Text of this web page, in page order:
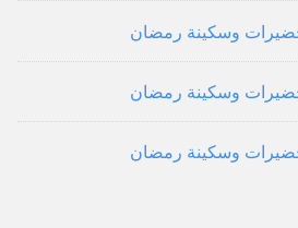
وسكينة رمضان
وسكينة رمضان
وسكينة رمضان